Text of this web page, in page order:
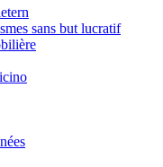
sans but lucratif